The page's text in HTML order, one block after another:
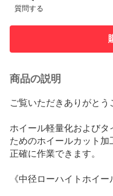
質問する
商品の説明
ご覧いただきありがとう
ホイール軽量化および
ためのホイールカット加
正確に作業できます。
《中径ローハイトホイ